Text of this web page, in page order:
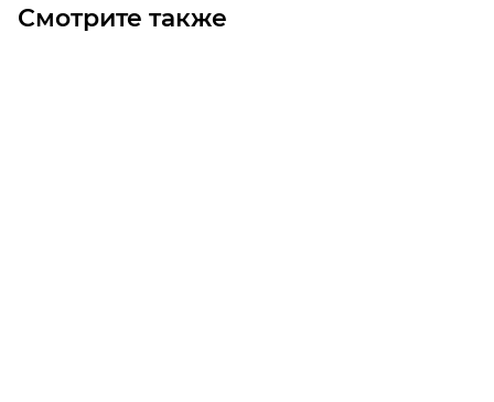
Смотрите также